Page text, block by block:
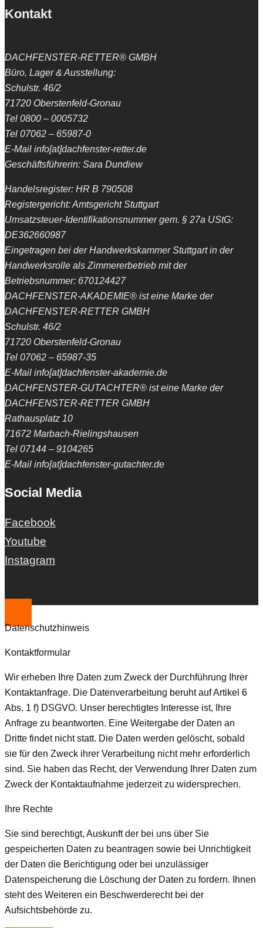
Kontakt
DACHFENSTER-RETTER® GMBH
Büro, Lager & Ausstellung:
Schulstr. 46/2
71720 Oberstenfeld-Gronau
Tel 0800 – 0005732
Tel 07062 – 65987-0
E-Mail info[at]dachfenster-retter.de
Geschäftsführerin: Sara Dundiew
Handelsregister: HR B 790508
Registergericht: Amtsgericht Stuttgart
Umsatzsteuer-Identifikationsnummer gem. § 27a UStG:
DE362660987
Eingetragen bei der Handwerkskammer Stuttgart in der
Handwerksrolle als Zimmererbetrieb mit der
Betriebsnummer: 670124427
DACHFENSTER-AKADEMIE® ist eine Marke der
DACHFENSTER-RETTER GMBH
Schulstr. 46/2
71720 Oberstenfeld-Gronau
Tel 07062 – 65987-35
E-Mail info[at]dachfenster-akademie.de
DACHFENSTER-GUTACHTER® ist eine Marke der
DACHFENSTER-RETTER GMBH
Rathausplatz 10
71672 Marbach-Rielingshausen
Tel 07144 – 9104265
E-Mail info[at]dachfenster-gutachter.de
Social Media
Facebook
Youtube
Instagram
Datenschutzhinweis
Kontaktformular
Wir erheben Ihre Daten zum Zweck der Durchführung Ihrer
Kontaktanfrage. Die Datenverarbeitung beruht auf Artikel 6
Abs. 1 f) DSGVO. Unser berechtigtes Interesse ist, Ihre
Anfrage zu beantworten. Eine Weitergabe der Daten an
Dritte findet nicht statt. Die Daten werden gelöscht, sobald
sie für den Zweck ihrer Verarbeitung nicht mehr erforderlich
sind. Sie haben das Recht, der Verwendung Ihrer Daten zum
Zweck der Kontaktaufnahme jederzeit zu widersprechen.
Ihre Rechte
Sie sind berechtigt, Auskunft der bei uns über Sie
gespeicherten Daten zu beantragen sowie bei Unrichtigkeit
der Daten die Berichtigung oder bei unzulässiger
Datenspeicherung die Löschung der Daten zu fordern. Ihnen
steht des Weiteren ein Beschwerderecht bei der
Aufsichtsbehörde zu.